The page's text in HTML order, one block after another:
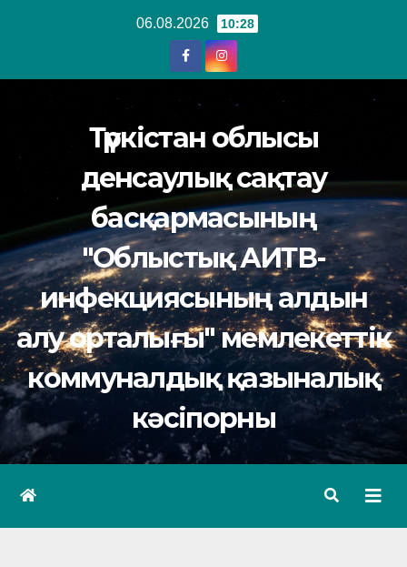
06.08.2026 10:28
Түркістан облысы
денсаулық сақтау
басқармасының
"Облыстық АИТВ-
инфекциясының алдын
алу орталығы" мемлекеттік
коммуналдық қазыналық
кәсіпорны